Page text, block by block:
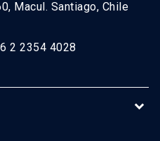
Macul. Santiago, Chile
2 2354 4028